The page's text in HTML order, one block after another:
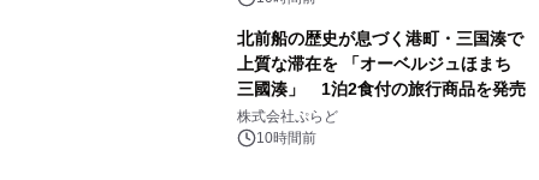
北前船の歴史が息づく港町・三国湊で
上質な滞在を 「オーベルジュほまち
三國湊」 1泊2食付の旅行商品を発売
株式会社ぷらど
10時間前